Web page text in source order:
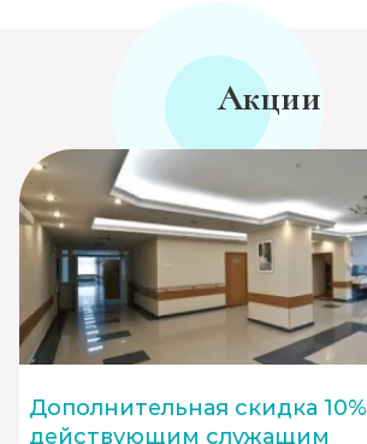
Акции
Дополнительная скидка 10%
действующим служащим